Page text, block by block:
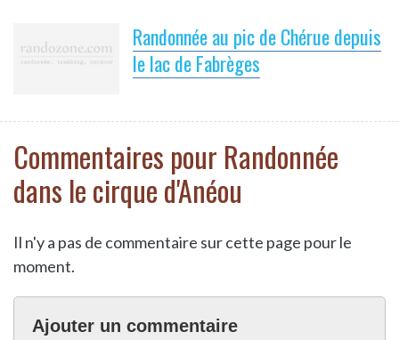
Randonnée au pic de Chérue depuis
le lac de Fabrèges
Commentaires pour Randonnée
dans le cirque d'Anéou
Il n'y a pas de commentaire sur cette page pour le
moment.
Ajouter un commentaire